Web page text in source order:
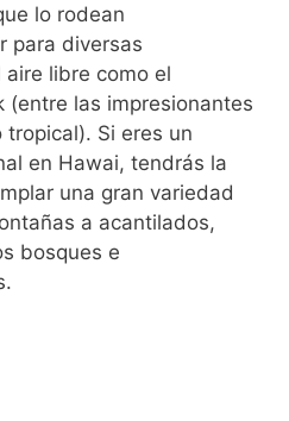
lo rodean
para diversas
libre como el
(entre las impresionantes
Si eres un
en Hawai, tendrás la
una gran variedad
a acantilados,
bosques e